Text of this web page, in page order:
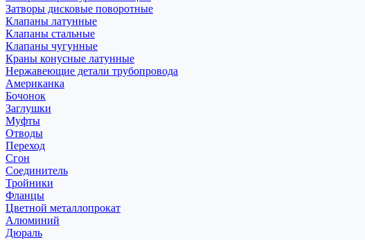
Затворы дисковые поворотные
Клапаны латунные
Клапаны стальные
Клапаны чугунные
Краны конусные латунные
Нержавеющие детали трубопровода
Американка
Бочонок
Заглушки
Муфты
Отводы
Переход
Сгон
Соединитель
Тройники
Фланцы
Цветной металлопрокат
Алюминий
Дюраль